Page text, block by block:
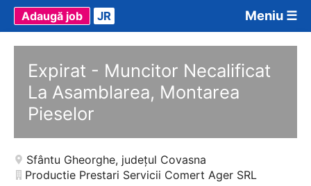
Meniu ☰
Adaugă job JR
Expirat - Muncitor Necalificat
La Asamblarea, Montarea
Pieselor
Sfântu Gheorghe, județul Covasna
Productie Prestari Servicii Comert Ager SRL